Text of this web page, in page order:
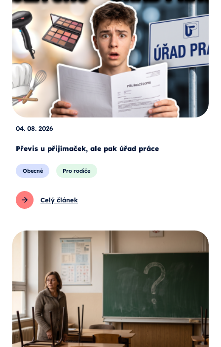
04. 08. 2026
Převis u přijímaček, ale pak úřad práce
Obecné Pro rodiče
Celý článek